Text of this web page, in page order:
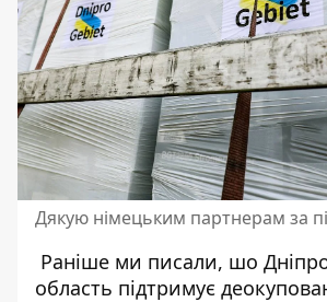
Дякую німецьким партнерам за
Раніше ми писали, шо
область підтримує